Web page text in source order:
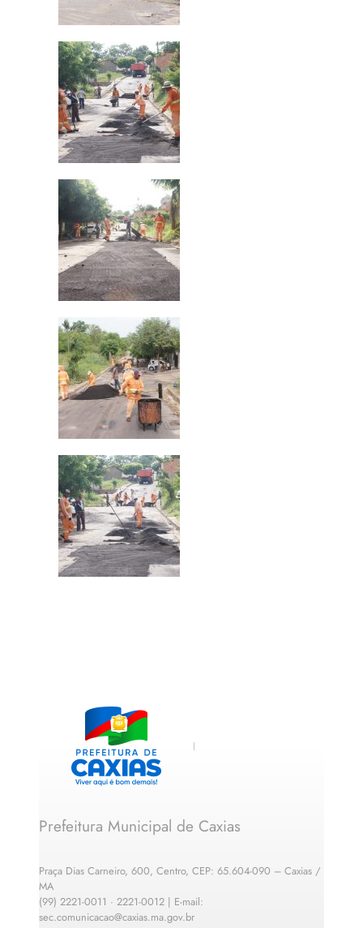
Prefeitura Municipal de Caxias
Praça Dias Carneiro, 600, Centro, CEP: 65.604-090 – Caxias /
MA
(99) 2221-0011 · 2221-0012 | E-mail:
sec.comunicacao@caxias.ma.gov.br